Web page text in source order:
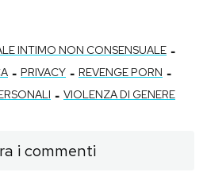
INTIMO NON CONSENSUALE -
- PRIVACY - REVENGE PORN -
- VIOLENZA DI GENERE
i commenti